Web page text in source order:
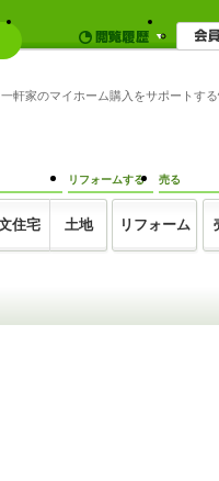
家のマイホーム購入をサポートする
住宅 土地
リフォームする
リフォーム
売る